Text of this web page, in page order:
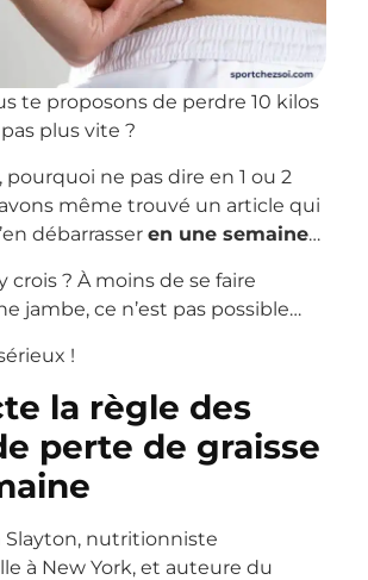
te proposons de perdre 10 kilos
plus vite ?
pourquoi ne pas dire en 1 ou 2
même trouvé un article qui
débarrasser en une semaine…
crois ? À moins de se faire
jambe, ce n’est pas possible…
!
la règle des
perte de graisse
Slayton, nutritionniste
à New York, et auteure du